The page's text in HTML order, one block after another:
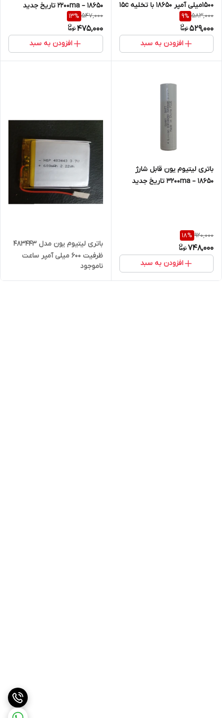
1500میلی آمپر 18650 با تخلیه ۱۵c
583,000
9%
529,000
افزودن به سبد
2200ma – 18650 تاریخ جدید
547,000
13%
475,000
افزودن به سبد
باتری لیتیوم یون قابل شارژ
3200ma – 18650 تاریخ جدید
920,000
18%
748,000
افزودن به سبد
باتری لیتیوم یون مدل 483443
ظرفیت 600 میلی آمپر ساعت
ناموجود